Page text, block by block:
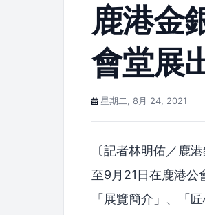
鹿港金
會堂展
星期二, 8月 24, 2021
〔記者林明佑／鹿
至9月21日在鹿港公
「展覽簡介」、「